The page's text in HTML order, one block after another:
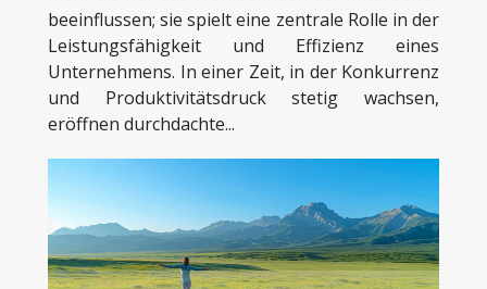
beeinflussen; sie spielt eine zentrale Rolle in der
Leistungsfähigkeit und Effizienz eines
Unternehmens. In einer Zeit, in der Konkurrenz
und Produktivitätsdruck stetig wachsen,
eröffnen durchdachte...